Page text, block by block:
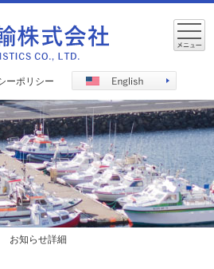
ーポリシー
知らせ詳細